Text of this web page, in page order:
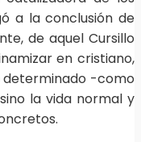
a la conclusión de
de aquel Cursillo
en cristiano,
-como
la vida normal y